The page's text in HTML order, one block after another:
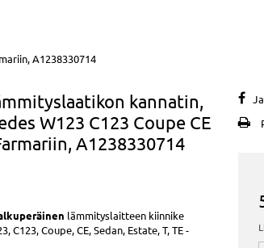
A1238330714
kannatin,
W123 C123 Coupe CE
A1238330714
lämmityslaitteen kiinnike
C123, Coupe, CE, Sedan, Estate, T, TE -